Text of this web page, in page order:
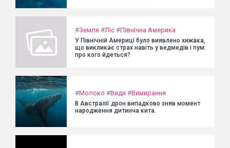
#Земля #Ліс #Північна Америка
У Північній Америці було виявлено хижака,
що викликає страх навіть у ведмедів і пум:
про кого йдеться?
#Молоко #Види #Вимирання
В Австралії дрон випадково зняв момент
народження дитинча кита.